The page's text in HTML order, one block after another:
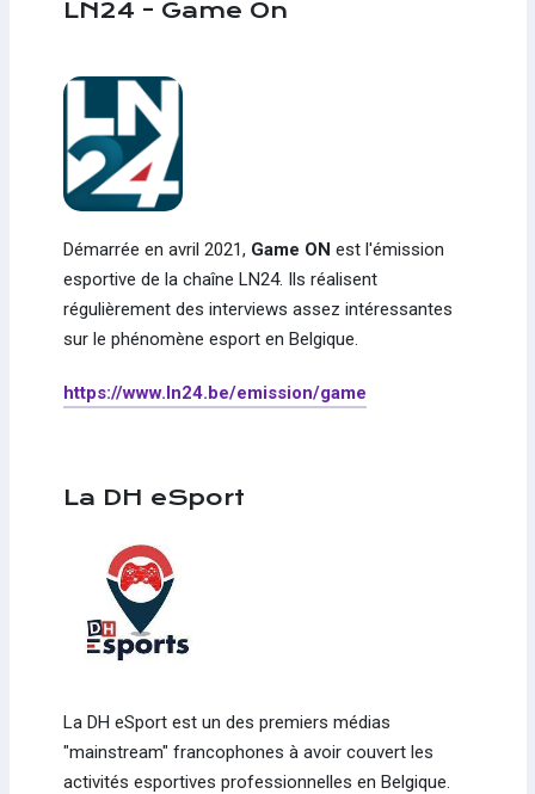
LN24 - Game On
Démarrée en avril 2021, Game ON est l'émission
esportive de la chaîne LN24. Ils réalisent
régulièrement des interviews assez intéressantes
sur le phénomène esport en Belgique.
https://www.ln24.be/emission/game
La DH eSport
La DH eSport est un des premiers médias
"mainstream" francophones à avoir couvert les
activités esportives professionnelles en Belgique.